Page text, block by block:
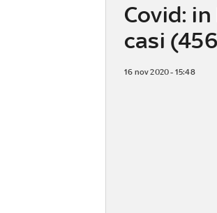
Covid:
casi
16 nov 2020 - 15:48